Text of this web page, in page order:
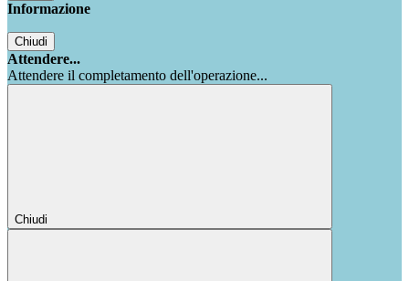
Informazione
Chiudi
Attendere...
Attendere il completamento dell'operazione...
Chiudi